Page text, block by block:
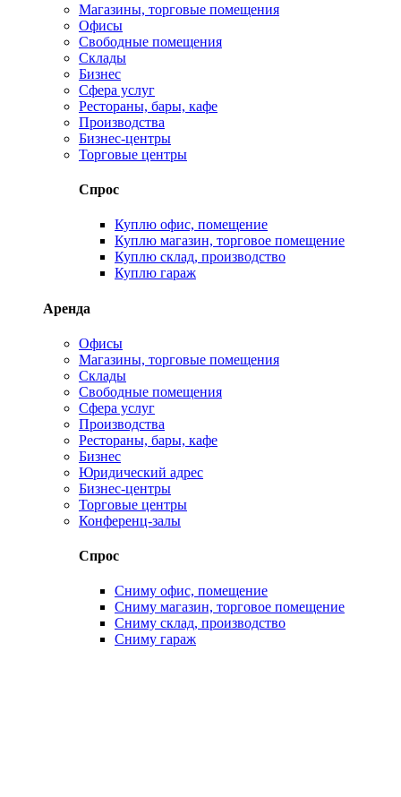
Магазины, торговые помещения
Офисы
Свободные помещения
Склады
Бизнес
Сфера услуг
Рестораны, бары, кафе
Производства
Бизнес-центры
Торговые центры
Спрос
Куплю офис, помещение
Куплю магазин, торговое помещение
Куплю склад, производство
Куплю гараж
Аренда
Офисы
Магазины, торговые помещения
Склады
Свободные помещения
Сфера услуг
Производства
Рестораны, бары, кафе
Бизнес
Юридический адрес
Бизнес-центры
Торговые центры
Конференц-залы
Спрос
Сниму офис, помещение
Сниму магазин, торговое помещение
Сниму склад, производство
Сниму гараж